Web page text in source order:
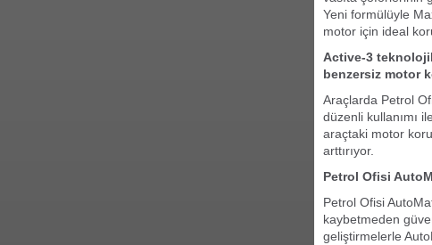
Yeni formülüyle
motor için ideal
Active-3
benzersiz motor
Araçlarda Petrol
düzenli kullanımı
araçtaki motor
arttırıyor.
Petrol Ofisi
Petrol Ofisi
kaybetmeden
geliştirmelerle